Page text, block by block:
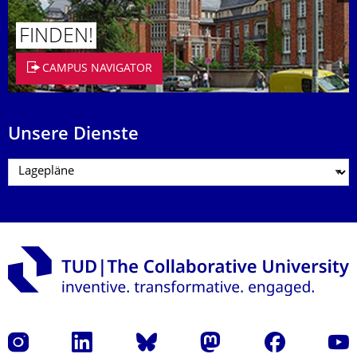
FINDEN!
CAMPUS NAVIGATOR
Unsere Dienste
Instagram LinkedIn Bluesky Mastodon Facebook